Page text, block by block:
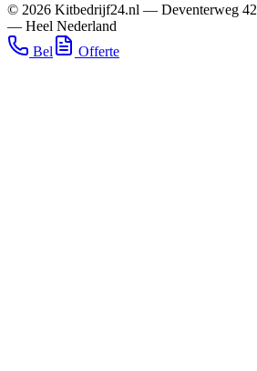
© 2026 Kitbedrijf24.nl — Deventerweg 42
— Heel Nederland
Bel
Offerte